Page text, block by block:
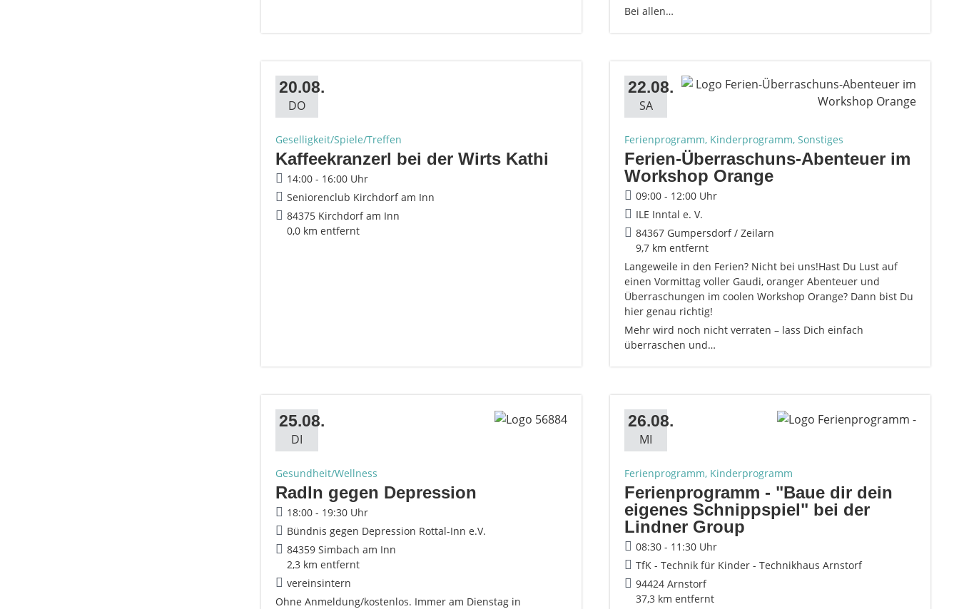
Bei allen…
20.08.
DO
Geselligkeit/Spiele/Treffen
Kaffeekranzerl bei der Wirts Kathi
14:00 - 16:00 Uhr
Seniorenclub Kirchdorf am Inn
84375 Kirchdorf am Inn
0,0 km entfernt
22.08.
SA
Ferienprogramm, Kinderprogramm, Sonstiges
Ferien-Überraschuns-Abenteuer im
Workshop Orange
09:00 - 12:00 Uhr
ILE Inntal e. V.
84367 Gumpersdorf / Zeilarn
9,7 km entfernt
Langeweile in den Ferien? Nicht bei uns!Hast Du Lust auf
einen Vormittag voller Gaudi, oranger Abenteuer und
Überraschungen im coolen Workshop Orange? Dann bist Du
hier genau richtig!
Mehr wird noch nicht verraten – lass Dich einfach
überraschen und…
25.08.
DI
Gesundheit/Wellness
Radln gegen Depression
18:00 - 19:30 Uhr
Bündnis gegen Depression Rottal-Inn e.V.
84359 Simbach am Inn
2,3 km entfernt
vereinsintern
Ohne Anmeldung/kostenlos. Immer am Dienstag in
26.08.
MI
Ferienprogramm, Kinderprogramm
Ferienprogramm - "Baue dir dein
eigenes Schnippspiel" bei der
Lindner Group
08:30 - 11:30 Uhr
TfK - Technik für Kinder - Technikhaus Arnstorf
94424 Arnstorf
37,3 km entfernt